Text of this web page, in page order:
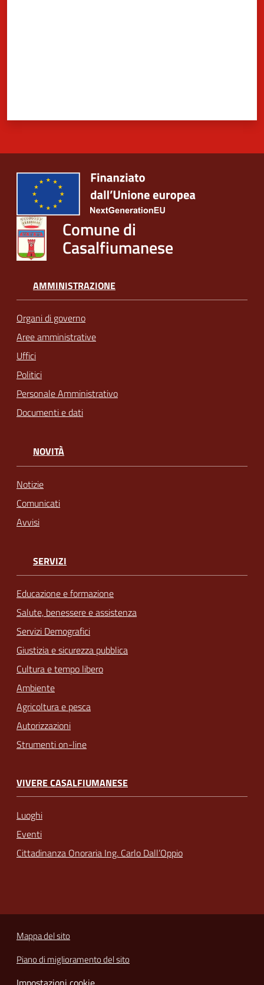
Comune di
Casalfiumanese
AMMINISTRAZIONE
Organi di governo
Aree amministrative
Uffici
Politici
Personale Amministrativo
Documenti e dati
NOVITÀ
Notizie
Comunicati
Avvisi
SERVIZI
Educazione e formazione
Salute, benessere e assistenza
Servizi Demografici
Giustizia e sicurezza pubblica
Cultura e tempo libero
Ambiente
Agricoltura e pesca
Autorizzazioni
Strumenti on-line
VIVERE CASALFIUMANESE
Luoghi
Eventi
Cittadinanza Onoraria Ing. Carlo Dall’Oppio
Mappa del sito
Piano di miglioramento del sito